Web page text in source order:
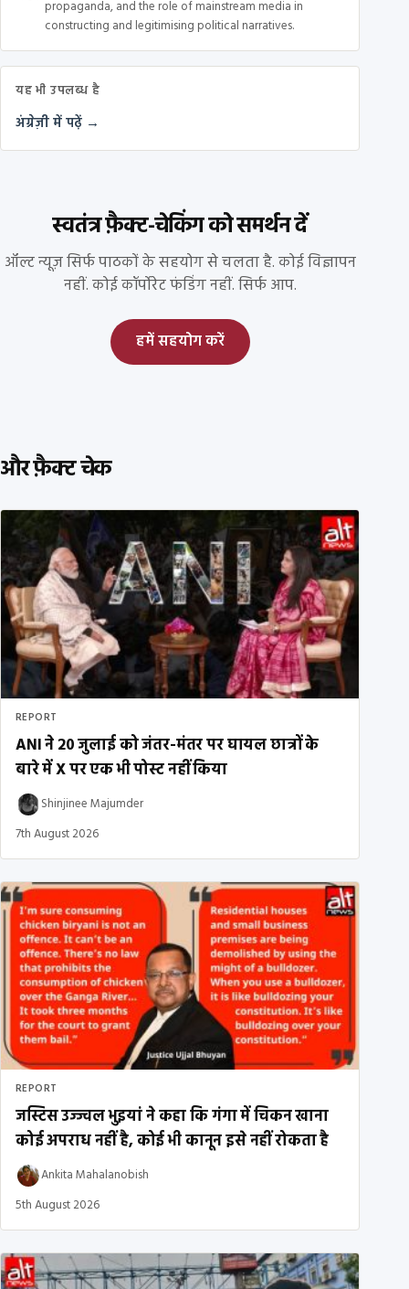
propaganda, and the role of mainstream media in
constructing and legitimising political narratives.
यह भी उपलब्ध है
अंग्रेज़ी में पढ़ें →
स्वतंत्र फ़ैक्ट-चेकिंग को समर्थन दें
ऑल्ट न्यूज़ सिर्फ पाठकों के सहयोग से चलता है. कोई विज्ञापन
नहीं. कोई कॉर्पोरेट फंडिंग नहीं. सिर्फ आप.
हमें सहयोग करें
और फ़ैक्ट चेक
REPORT
ANI ने 20 जुलाई को जंतर-मंतर पर घायल छात्रों के
बारे में X पर एक भी पोस्ट नहीं किया
Shinjinee Majumder
7th August 2026
REPORT
जस्टिस उज्ज्वल भुइयां ने कहा कि गंगा में चिकन खाना
कोई अपराध नहीं है, कोई भी कानून इसे नहीं रोकता है
Ankita Mahalanobish
5th August 2026